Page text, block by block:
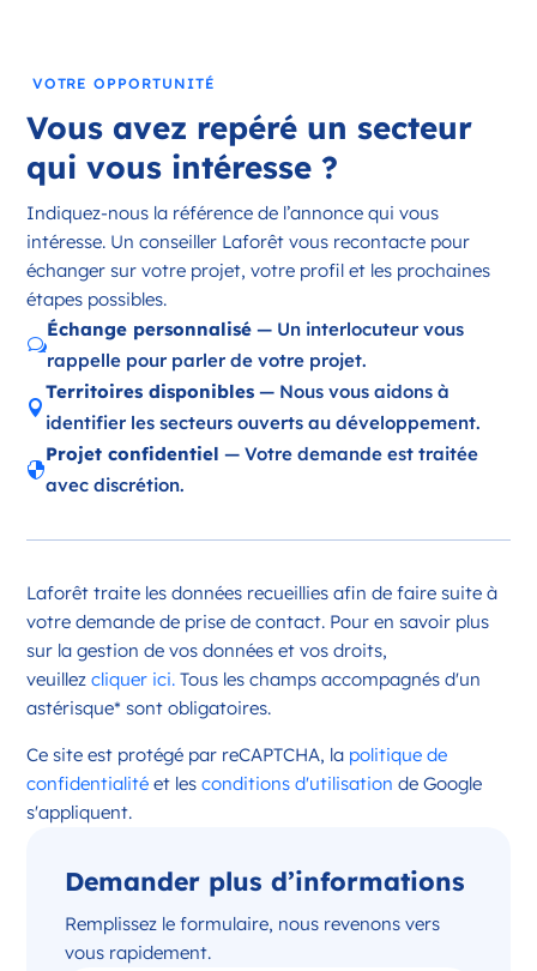
Candidater
Opportunité d’ouverture à Ambazac
Ambazac Nouvelle-Aquitaine
France
Référence: 87002
Plus d'infos
Candidater
Opportunité d’ouverture à Châteauroux
Châteauroux Centre-Val de Loire
France
Référence: 36044
Candidater
Opportunité d’ouverture à Issoudun
Issoudun Centre-Val de Loire
France
VOTRE OPPORTUNITÉ
Vous avez repéré un secteur
qui vous intéresse ?
Indiquez-nous la référence de l’annonce qui vous
intéresse. Un conseiller Laforêt vous recontacte pour
échanger sur votre projet, votre profil et les prochaines
étapes possibles.
w
Échange personnalisé — Un interlocuteur vous
rappelle pour parler de votre projet.

Territoires disponibles — Nous vous aidons à
identifier les secteurs ouverts au développement.

Projet confidentiel — Votre demande est traitée
avec discrétion.
Laforêt traite les données recueillies afin de faire suite à
votre demande de prise de contact. Pour en savoir plus
sur la gestion de vos données et vos droits,
veuillez cliquer ici. Tous les champs accompagnés d'un
astérisque* sont obligatoires.
Ce site est protégé par reCAPTCHA, la politique de
confidentialité et les conditions d'utilisation de Google
s'appliquent.
Demander plus d’informations
Remplissez le formulaire, nous revenons vers
vous rapidement.